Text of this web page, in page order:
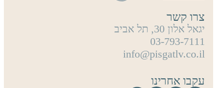
צרו קשר
יגאל אלון 30, תל אביב
03-793-7111
info@pisgatlv.co.il
עקבו אחרינו